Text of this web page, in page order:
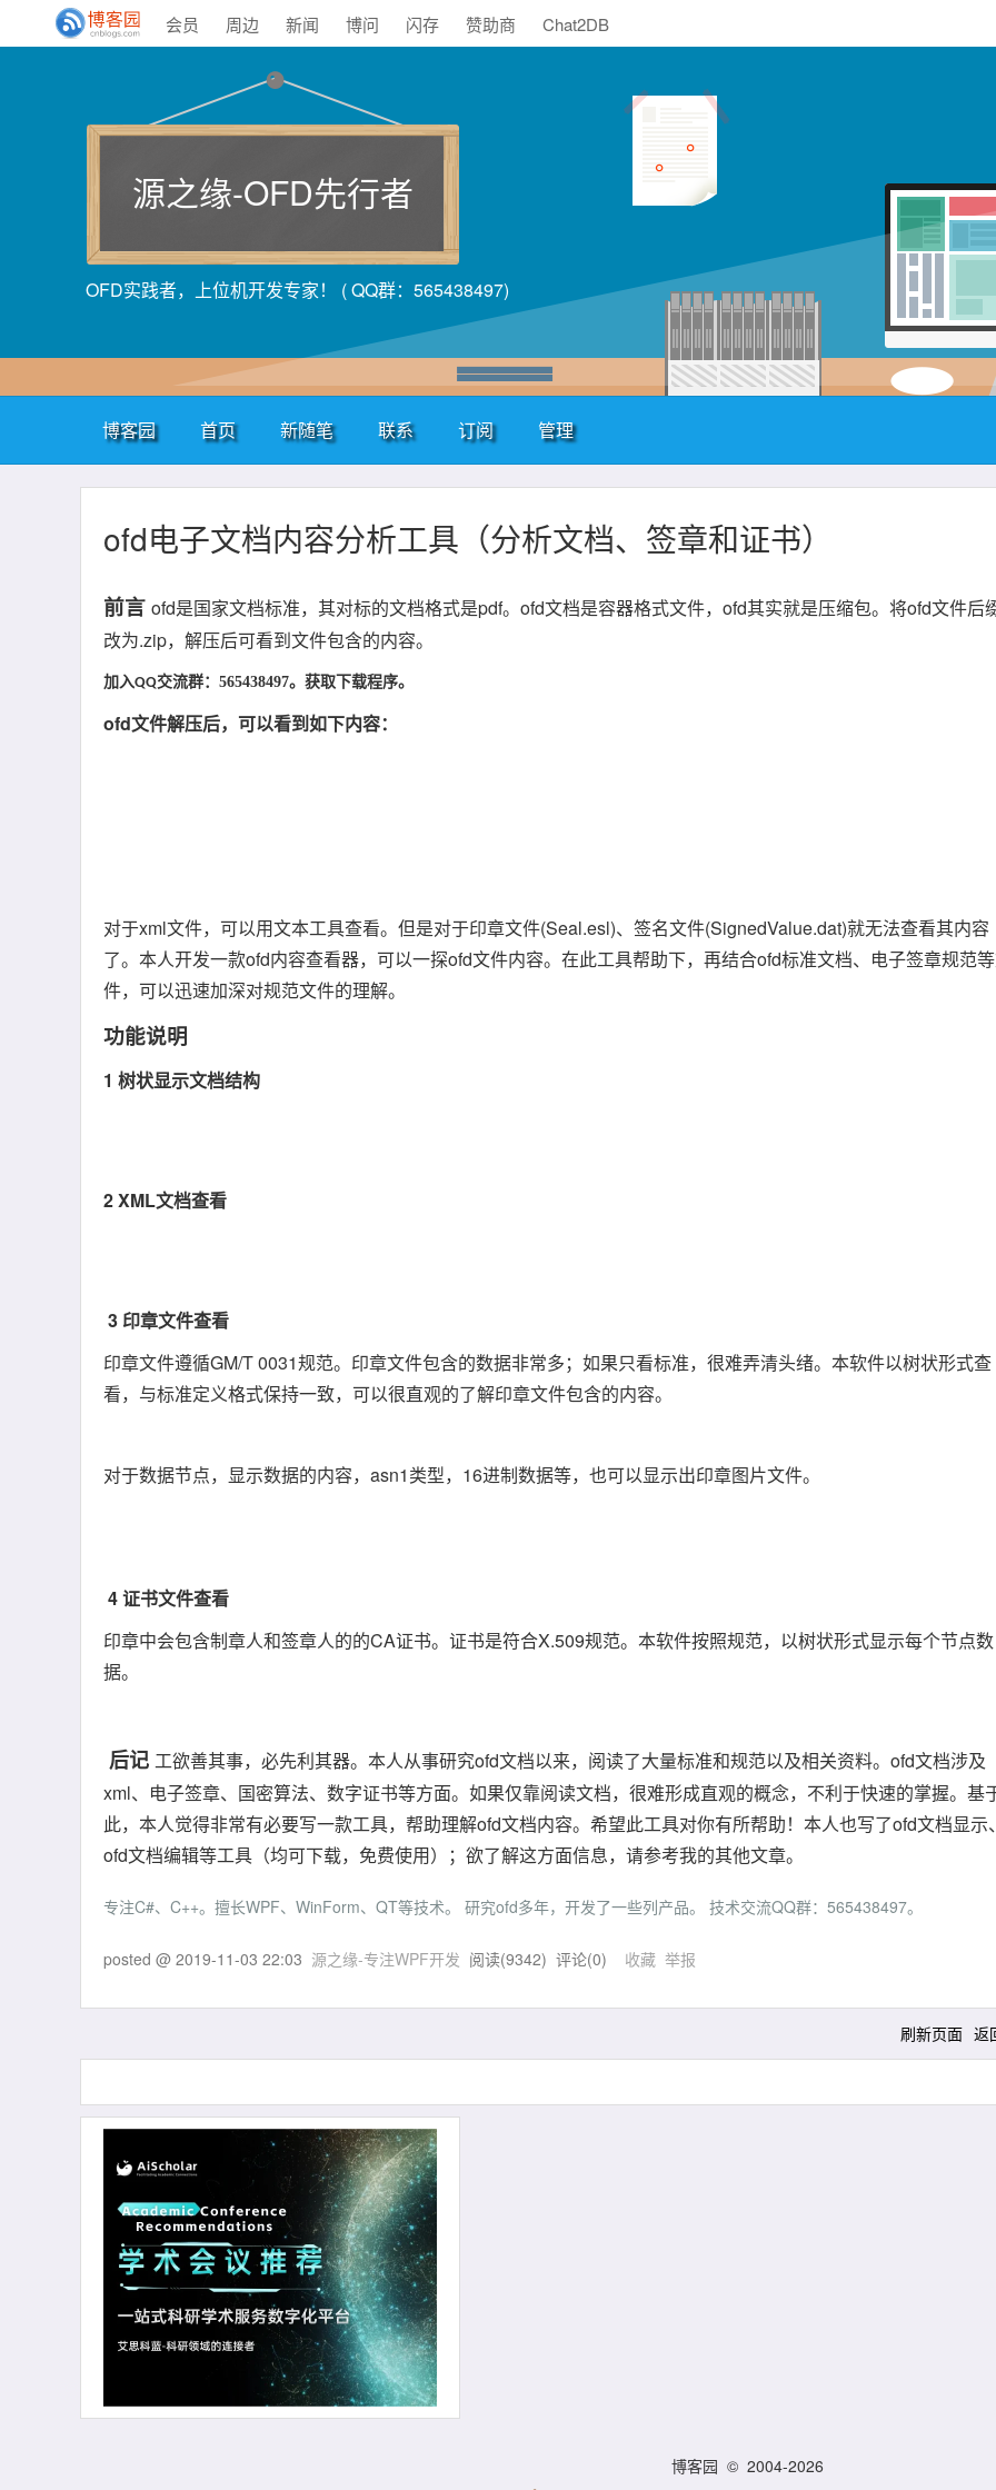
会员 周边 新闻 博问 闪存 赞助商 Chat2DB
源之缘-OFD先行者
OFD实践者，上位机开发专家！ ( QQ群：565438497)
博客园 首页 新随笔 联系 订阅 管理
ofd电子文档内容分析工具（分析文档、签章和证书）
前言 ofd是国家文档标准，其对标的文档格式是pdf。ofd文档是容器格式文件，ofd其实就是压缩包。将ofd文件后
改为.zip，解压后可看到文件包含的内容。
加入QQ交流群：565438497。获取下载程序。
ofd文件解压后，可以看到如下内容：
对于xml文件，可以用文本工具查看。但是对于印章文件(Seal.esl)、签名文件(SignedValue.dat)就无法查看其内容
了。本人开发一款ofd内容查看器，可以一探ofd文件内容。在此工具帮助下，再结合ofd标准文档、电子签章规范
件，可以迅速加深对规范文件的理解。
功能说明
1 树状显示文档结构
2 XML文档查看
3 印章文件查看
印章文件遵循GM/T 0031规范。印章文件包含的数据非常多；如果只看标准，很难弄清头绪。本软件以树状形式查
看，与标准定义格式保持一致，可以很直观的了解印章文件包含的内容。
对于数据节点，显示数据的内容，asn1类型，16进制数据等，也可以显示出印章图片文件。
4 证书文件查看
印章中会包含制章人和签章人的的CA证书。证书是符合X.509规范。本软件按照规范，以树状形式显示每个节点数
据。
后记 工欲善其事，必先利其器。本人从事研究ofd文档以来，阅读了大量标准和规范以及相关资料。ofd文档涉及
xml、电子签章、国密算法、数字证书等方面。如果仅靠阅读文档，很难形成直观的概念，不利于快速的掌握。基
此，本人觉得非常有必要写一款工具，帮助理解ofd文档内容。希望此工具对你有所帮助！本人也写了ofd文档显示
ofd文档编辑等工具（均可下载，免费使用）；欲了解这方面信息，请参考我的其他文章。
专注C#、C++。擅长WPF、WinForm、QT等技术。 研究ofd多年，开发了一些列产品。 技术交流QQ群：565438497。
posted @ 2019-11-03 22:03 源之缘-专注WPF开发 阅读(9342) 评论(0) 收藏 举报
刷新页面 返
博客园 © 2004-2026